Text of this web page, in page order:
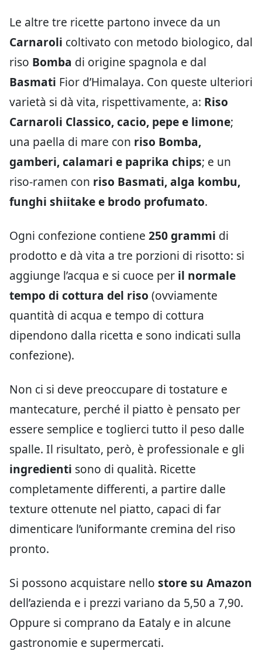
Le altre tre ricette partono invece da un
Carnaroli coltivato con metodo biologico, dal
riso Bomba di origine spagnola e dal
Basmati Fior d’Himalaya. Con queste ulteriori
varietà si dà vita, rispettivamente, a: Riso
Carnaroli Classico, cacio, pepe e limone;
una paella di mare con riso Bomba,
gamberi, calamari e paprika chips; e un
riso-ramen con riso Basmati, alga kombu,
funghi shiitake e brodo profumato.
Ogni confezione contiene 250 grammi di
prodotto e dà vita a tre porzioni di risotto: si
aggiunge l’acqua e si cuoce per il normale
tempo di cottura del riso (ovviamente
quantità di acqua e tempo di cottura
dipendono dalla ricetta e sono indicati sulla
confezione).
Non ci si deve preoccupare di tostature e
mantecature, perché il piatto è pensato per
essere semplice e toglierci tutto il peso dalle
spalle. Il risultato, però, è professionale e gli
ingredienti sono di qualità. Ricette
completamente differenti, a partire dalle
texture ottenute nel piatto, capaci di far
dimenticare l’uniformante cremina del riso
pronto.
Si possono acquistare nello store su Amazon
dell’azienda e i prezzi variano da 5,50 a 7,90.
Oppure si comprano da Eataly e in alcune
gastronomie e supermercati.